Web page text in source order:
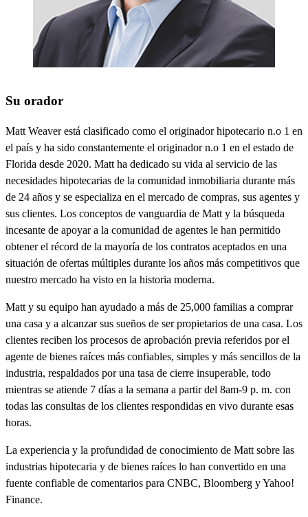
Su orador
Matt Weaver está clasificado como el originador hipotecario n.o 1 en
el país y ha sido constantemente el originador n.o 1 en el estado de
Florida desde 2020. Matt ha dedicado su vida al servicio de las
necesidades hipotecarias de la comunidad inmobiliaria durante más
de 24 años y se especializa en el mercado de compras, sus agentes y
sus clientes. Los conceptos de vanguardia de Matt y la búsqueda
incesante de apoyar a la comunidad de agentes le han permitido
obtener el récord de la mayoría de los contratos aceptados en una
situación de ofertas múltiples durante los años más competitivos que
nuestro mercado ha visto en la historia moderna.
Matt y su equipo han ayudado a más de 25,000 familias a comprar
una casa y a alcanzar sus sueños de ser propietarios de una casa. Los
clientes reciben los procesos de aprobación previa referidos por el
agente de bienes raíces más confiables, simples y más sencillos de la
industria, respaldados por una tasa de cierre insuperable, todo
mientras se atiende 7 días a la semana a partir del 8am-9 p. m. con
todas las consultas de los clientes respondidas en vivo durante esas
horas.
La experiencia y la profundidad de conocimiento de Matt sobre las
industrias hipotecaria y de bienes raíces lo han convertido en una
fuente confiable de comentarios para CNBC, Bloomberg y Yahoo!
Finance.